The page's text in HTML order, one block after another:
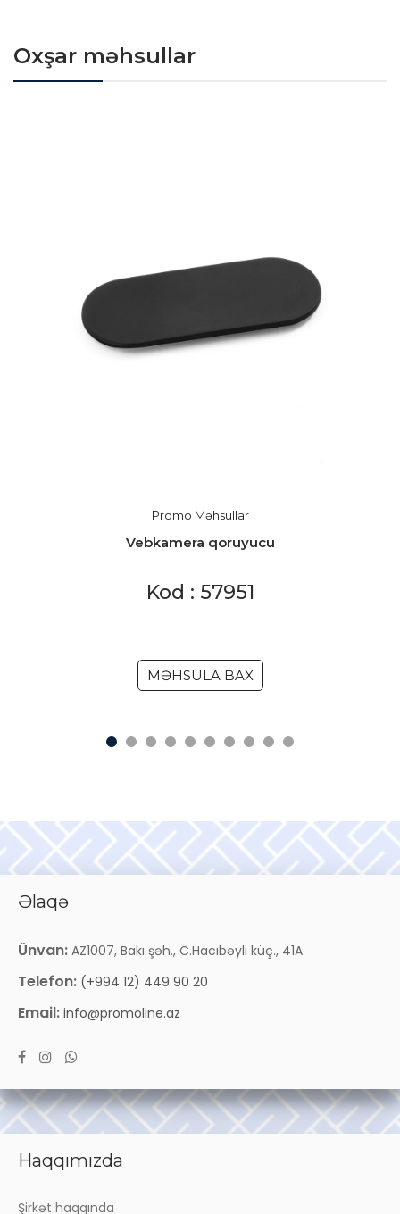
Oxşar məhsullar
Promo Məhsullar
Vebkamera qoruyucu
Kod : 57951
MƏHSULA BAX
Əlaqə
Ünvan: AZ1007, Bakı şəh., C.Hacıbəyli küç., 41A
Telefon: (+994 12) 449 90 20
Email: info@promoline.az
Haqqımızda
Şirkət haqqında